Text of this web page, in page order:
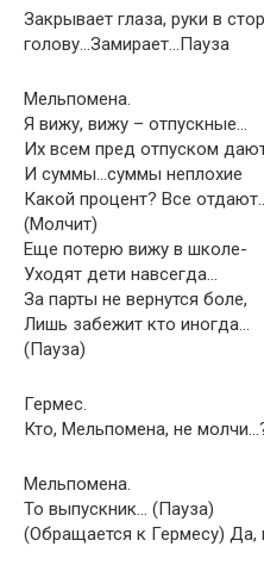
Закрывает глаза, руки в
голову…Замирает…Пауза
Мельпомена.
Я вижу, вижу – отпускные…
Их всем пред отпуском
И суммы…суммы неплохие
Какой процент? Все
(Молчит)
Еще потерю вижу в школе-
Уходят дети навсегда…
За парты не вернутся боле,
Лишь забежит кто иногда…
(Пауза)
Гермес.
Кто, Мельпомена, не
Мельпомена.
То выпускник… (Пауза)
(Обращается к Гермесу) Да,